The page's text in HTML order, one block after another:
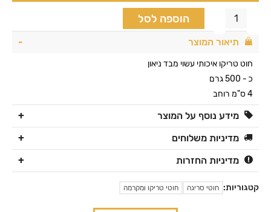
הוספה לסל
תיאור המוצר
חוט טריקו איכותי עשוי מבד ניאון
כ - 500 גרם
4 ס"מ רוחב
מידע נוסף על המוצר
מדיניות משלוחים
מדיניות החזרות
קטגוריות: חוטי סריגה חוטי טריקו ומקרמה